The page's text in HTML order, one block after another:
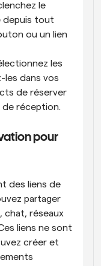
le
depuis tout
ou un lien
les
les dans vos
de réserver
réception.
pour
des liens de
partager
chat, réseaux
liens ne sont
créer et